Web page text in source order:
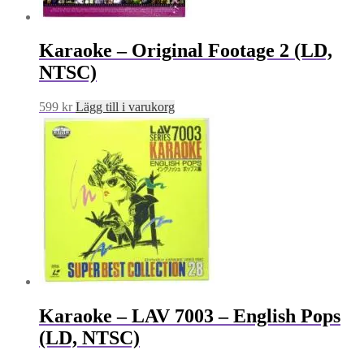
Karaoke – Original Footage 2 (LD,
NTSC)
599 kr Lägg till i varukorg
Karaoke – LAV 7003 – English Pops
(LD, NTSC)